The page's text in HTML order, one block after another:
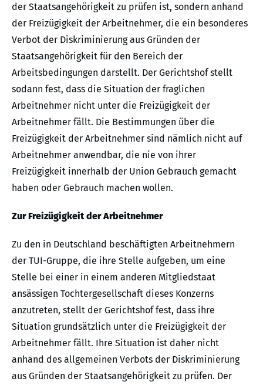
der Staatsangehörigkeit zu prüfen ist, sondern anhand
der Freizügigkeit der Arbeitnehmer, die ein besonderes
Verbot der Diskriminierung aus Gründen der
Staatsangehörigkeit für den Bereich der
Arbeitsbedingungen darstellt. Der Gerichtshof stellt
sodann fest, dass die Situation der fraglichen
Arbeitnehmer nicht unter die Freizügigkeit der
Arbeitnehmer fällt. Die Bestimmungen über die
Freizügigkeit der Arbeitnehmer sind nämlich nicht auf
Arbeitnehmer anwendbar, die nie von ihrer
Freizügigkeit innerhalb der Union Gebrauch gemacht
haben oder Gebrauch machen wollen.
Zur Freizügigkeit der Arbeitnehmer
Zu den in Deutschland beschäftigten Arbeitnehmern
der TUI-Gruppe, die ihre Stelle aufgeben, um eine
Stelle bei einer in einem anderen Mitgliedstaat
ansässigen Tochtergesellschaft dieses Konzerns
anzutreten, stellt der Gerichtshof fest, dass ihre
Situation grundsätzlich unter die Freizügigkeit der
Arbeitnehmer fällt. Ihre Situation ist daher nicht
anhand des allgemeinen Verbots der Diskriminierung
aus Gründen der Staatsangehörigkeit zu prüfen. Der